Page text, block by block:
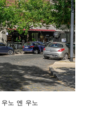
노 엔 우노